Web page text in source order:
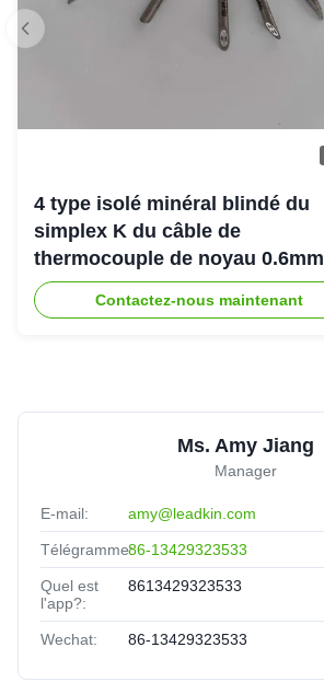
4 type isolé minéral blindé du
simplex K du câble de
thermocouple de noyau 0.6mm
Contactez-nous maintenant
Ms. Amy Jiang
Manager
E-mail: amy@leadkin.com
Télégramme:86-13429323533
Quel est
l'app?:
8613429323533
Wechat: 86-13429323533